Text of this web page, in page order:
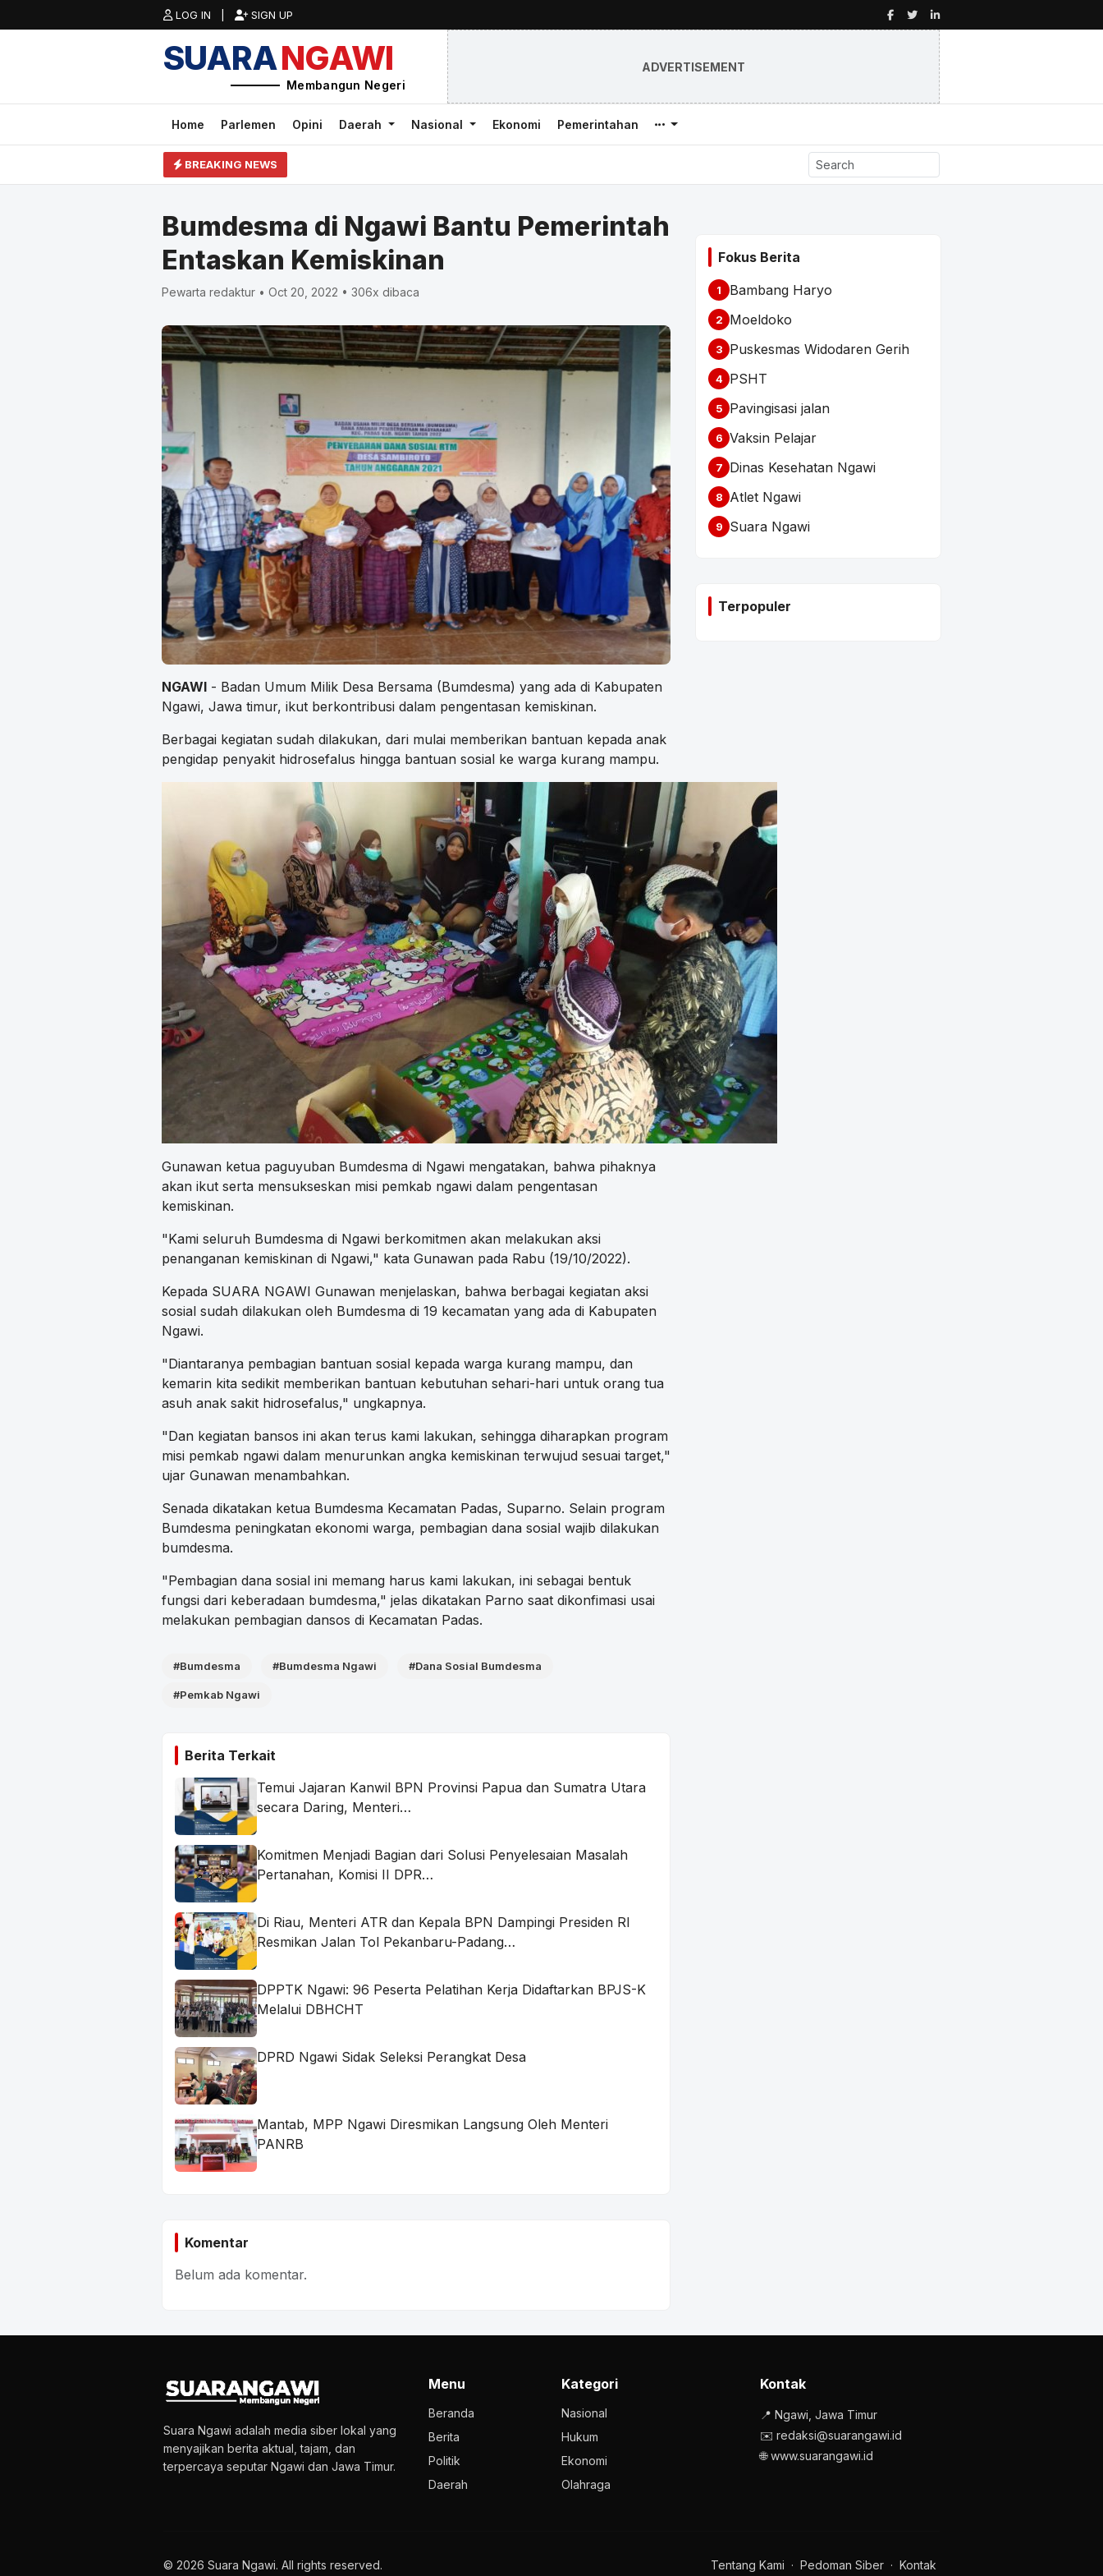
LOG IN | SIGN UP
SUARANGAWI
Membangun Negeri
ADVERTISEMENT
Home Parlemen Opini Daerah Nasional Ekonomi Pemerintahan
BREAKING NEWS
Bumdesma di Ngawi Bantu Pemerintah
Entaskan Kemiskinan
Pewarta redaktur • Oct 20, 2022 • 306x dibaca
NGAWI - Badan Umum Milik Desa Bersama (Bumdesma) yang ada di Kabupaten
Ngawi, Jawa timur, ikut berkontribusi dalam pengentasan kemiskinan.
Berbagai kegiatan sudah dilakukan, dari mulai memberikan bantuan kepada anak
pengidap penyakit hidrosefalus hingga bantuan sosial ke warga kurang mampu.
Gunawan ketua paguyuban Bumdesma di Ngawi mengatakan, bahwa pihaknya
akan ikut serta mensukseskan misi pemkab ngawi dalam pengentasan
kemiskinan.
"Kami seluruh Bumdesma di Ngawi berkomitmen akan melakukan aksi
penanganan kemiskinan di Ngawi," kata Gunawan pada Rabu (19/10/2022).
Kepada SUARA NGAWI Gunawan menjelaskan, bahwa berbagai kegiatan aksi
sosial sudah dilakukan oleh Bumdesma di 19 kecamatan yang ada di Kabupaten
Ngawi.
"Diantaranya pembagian bantuan sosial kepada warga kurang mampu, dan
kemarin kita sedikit memberikan bantuan kebutuhan sehari-hari untuk orang tua
asuh anak sakit hidrosefalus," ungkapnya.
"Dan kegiatan bansos ini akan terus kami lakukan, sehingga diharapkan program
misi pemkab ngawi dalam menurunkan angka kemiskinan terwujud sesuai target,"
ujar Gunawan menambahkan.
Senada dikatakan ketua Bumdesma Kecamatan Padas, Suparno. Selain program
Bumdesma peningkatan ekonomi warga, pembagian dana sosial wajib dilakukan
bumdesma.
"Pembagian dana sosial ini memang harus kami lakukan, ini sebagai bentuk
fungsi dari keberadaan bumdesma," jelas dikatakan Parno saat dikonfimasi usai
melakukan pembagian dansos di Kecamatan Padas.
#Bumdesma #Bumdesma Ngawi #Dana Sosial Bumdesma
#Pemkab Ngawi
Berita Terkait
Temui Jajaran Kanwil BPN Provinsi Papua dan Sumatra Utara
secara Daring, Menteri…
Komitmen Menjadi Bagian dari Solusi Penyelesaian Masalah
Pertanahan, Komisi II DPR…
Di Riau, Menteri ATR dan Kepala BPN Dampingi Presiden RI
Resmikan Jalan Tol Pekanbaru-Padang…
DPPTK Ngawi: 96 Peserta Pelatihan Kerja Didaftarkan BPJS-K
Melalui DBHCHT
DPRD Ngawi Sidak Seleksi Perangkat Desa
Mantab, MPP Ngawi Diresmikan Langsung Oleh Menteri
PANRB
Komentar
Belum ada komentar.
Fokus Berita
1 Bambang Haryo
2 Moeldoko
3 Puskesmas Widodaren Gerih
4 PSHT
5 Pavingisasi jalan
6 Vaksin Pelajar
7 Dinas Kesehatan Ngawi
8 Atlet Ngawi
9 Suara Ngawi
Terpopuler
Suara Ngawi adalah media siber lokal yang
menyajikan berita aktual, tajam, dan
terpercaya seputar Ngawi dan Jawa Timur.
Menu
Beranda
Berita
Politik
Daerah
Kategori
Nasional
Hukum
Ekonomi
Olahraga
Kontak
📍 Ngawi, Jawa Timur
✉️ redaksi@suarangawi.id
🌐 www.suarangawi.id
© 2026 Suara Ngawi. All rights reserved. Tentang Kami · Pedoman Siber · Kontak